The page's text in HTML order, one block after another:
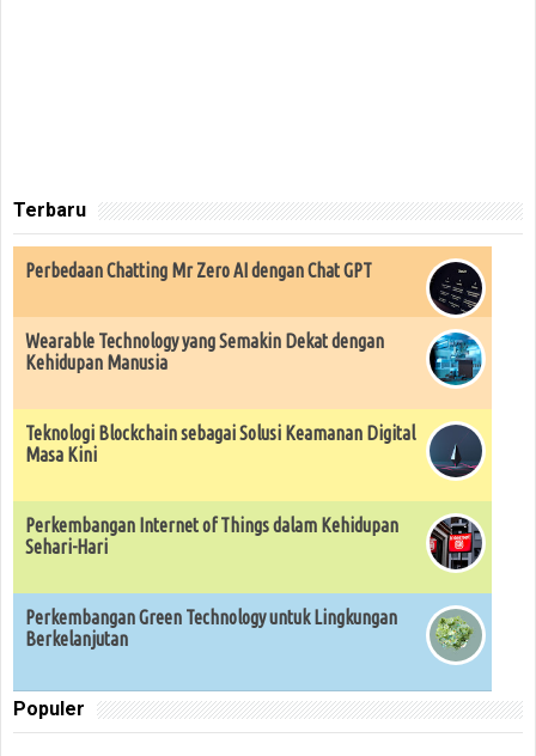
Terbaru
Perbedaan Chatting Mr Zero AI dengan Chat GPT
Wearable Technology yang Semakin Dekat dengan
Kehidupan Manusia
Teknologi Blockchain sebagai Solusi Keamanan Digital
Masa Kini
Perkembangan Internet of Things dalam Kehidupan
Sehari-Hari
Perkembangan Green Technology untuk Lingkungan
Berkelanjutan
Populer